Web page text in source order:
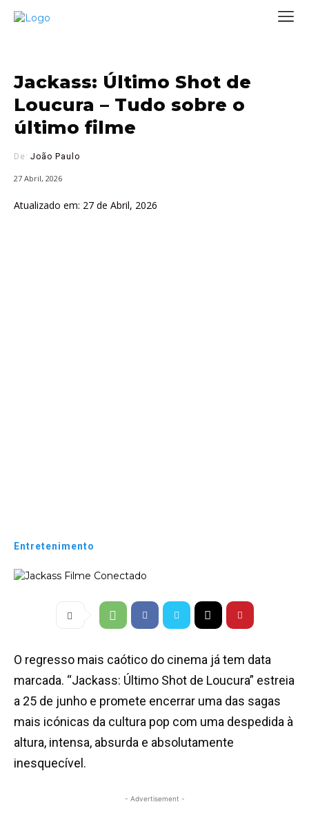
Jackass: Último Shot de
Loucura – Tudo sobre o
último filme
De: João Paulo
27 Abril, 2026
Atualizado em: 27 de Abril, 2026
Entretenimento
O regresso mais caótico do cinema já tem data
marcada. “Jackass: Último Shot de Loucura” estreia
a 25 de junho e promete encerrar uma das sagas
mais icónicas da cultura pop com uma despedida à
altura, intensa, absurda e absolutamente
inesquecível.
- Advertisement -